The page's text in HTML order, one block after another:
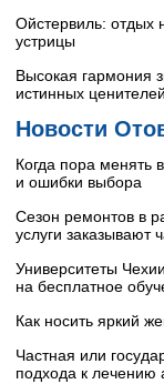
Ойстервиль: отдых
устрицы
Высокая гармония
истинных
Новости
Когда пора менять
и ошибки выбора
Сезон ремонтов в
услуги заказывают
Университеты
на бесплатное
Как носить яркий
Частная или
подхода к лечению